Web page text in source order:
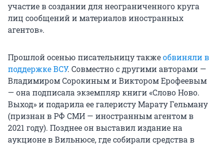
участие в создании для неограниченного круга
лиц сообщений и материалов иностранных
агентов».
Прошлой осенью писательницу такжеобвиняли в
поддержке ВСУ. Совместно с другими авторами —
Владимиром Сорокиным и Виктором Ерофеевым
— она подписала экземпляр книги «Слово Ново.
Выход» и подарила ее галеристу Марату Гельману
(признан в РФ СМИ — иностранным агентом в
2021 году). Позднее он выставил издание на
аукционе в Вильнюсе, где собирали средства в